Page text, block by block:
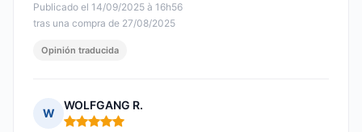
Publicado el 14/09/2025 à 16h56
tras una compra de 27/08/2025
Opinión traducida
W
WOLFGANG R.
Nota: 5 de 5